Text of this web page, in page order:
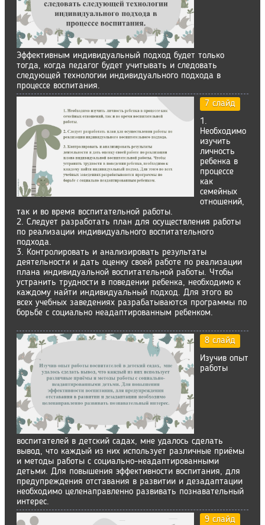
Эффективным индивидуальный подход будет только
тогда, когда педагог будет учитывать и следовать
следующей технологии индивидуального подхода в
процессе воспитания.
7 слайд
1.
Необходимо
изучить
личность
ребенка в
процессе
как
семейных
отношений,
так и во время воспитательной работы.
2. Следует разработать план для осуществления работы
по реализации индивидуального воспитательного
подхода.
3. Контролировать и анализировать результаты
деятельности и дать оценку своей работе по реализации
плана индивидуальной воспитательной работы. Чтобы
устранить трудности в поведении ребенка, необходимо к
каждому найти индивидуальный подход. Для этого во
всех учебных заведениях разрабатываются программы по
борьбе с социально неадаптированным ребенком.
8 слайд
Изучив опыт
работы
воспитателей в детский садах, мне удалось сделать
вывод, что каждый из них использует различные приёмы
и методы работы с социально-неадаптированными
детьми. Для повышения эффективности воспитания, для
предупреждения отставания в развитии и дезадаптации
необходимо целенаправленно развивать познавательный
интерес.
9 слайд